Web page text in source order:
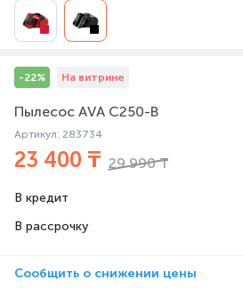
-22% На витрине
Пылесос AVA C250-B
Артикул: 283734
23 400 ₸ 29 990 ₸
В кредит
В рассрочку
Сообщить о снижении цены